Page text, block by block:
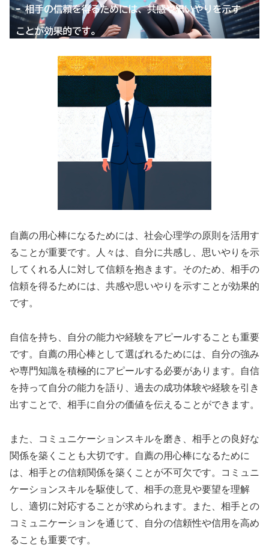
自薦の用心棒になるためには、社会心理学の原則を活用す
ることが重要です。人々は、自分に共感し、思いやりを示
してくれる人に対して信頼を抱きます。そのため、相手の
信頼を得るためには、共感や思いやりを示すことが効果的
です。
自信を持ち、自分の能力や経験をアピールすることも重要
です。自薦の用心棒として選ばれるためには、自分の強み
や専門知識を積極的にアピールする必要があります。自信
を持って自分の能力を語り、過去の成功体験や経験を引き
出すことで、相手に自分の価値を伝えることができます。
また、コミュニケーションスキルを磨き、相手との良好な
関係を築くことも大切です。自薦の用心棒になるために
は、相手との信頼関係を築くことが不可欠です。コミュニ
ケーションスキルを駆使して、相手の意見や要望を理解
し、適切に対応することが求められます。また、相手との
コミュニケーションを通じて、自分の信頼性や信用を高め
ることも重要です。